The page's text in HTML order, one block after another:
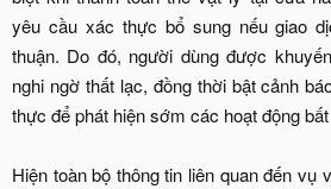
yêu cầu xác thực bổ sung nếu giao
thuận. Do đó, người dùng được
nghi ngờ thất lạc, đồng thời bật cảnh
thực để phát hiện sớm các hoạt động
Hiện toàn bộ thông tin liên quan đến vụ